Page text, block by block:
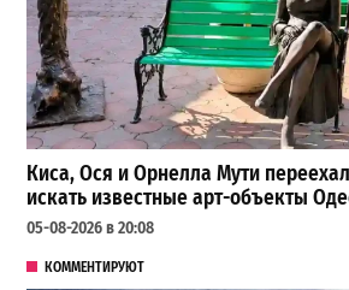
Киса, Ося и Орнелла Мути
искать известные арт-объекты
05-08-2026 в 20:08
КОММЕНТИРУЮТ